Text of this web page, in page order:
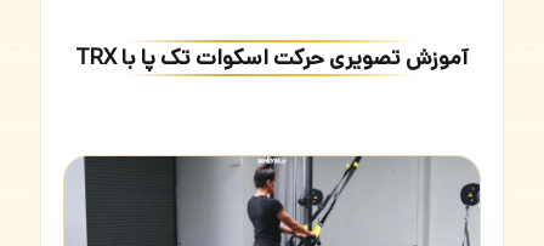
آموزش تصویری حرکت اسکوات تک پا با TRX